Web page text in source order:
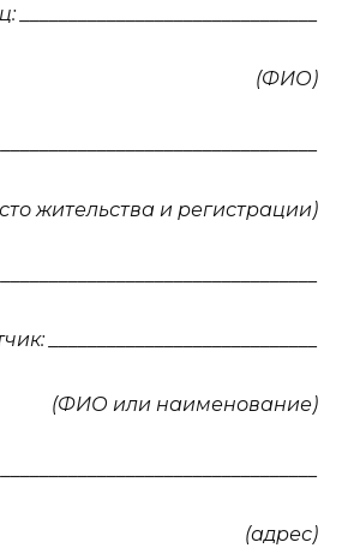
_______________________________
(ФИО)
жительства и регистрации)
____________________________
(ФИО или наименование)
(адрес)